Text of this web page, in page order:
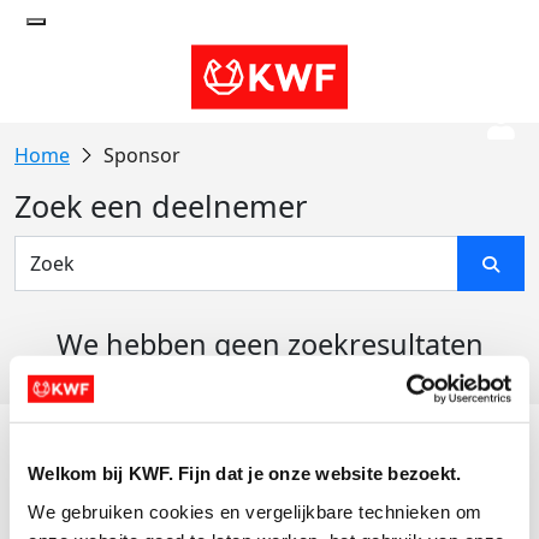
Welkom bij KWF. Fijn dat je onze website bezoekt.
We gebruiken cookies en vergelijkbare technieken om
Sponsor
Zoek een deelnemer
We hebben geen zoekresultaten
Actiematerialen
Evenementen